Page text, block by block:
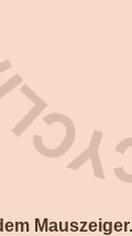
Mauszeiger.